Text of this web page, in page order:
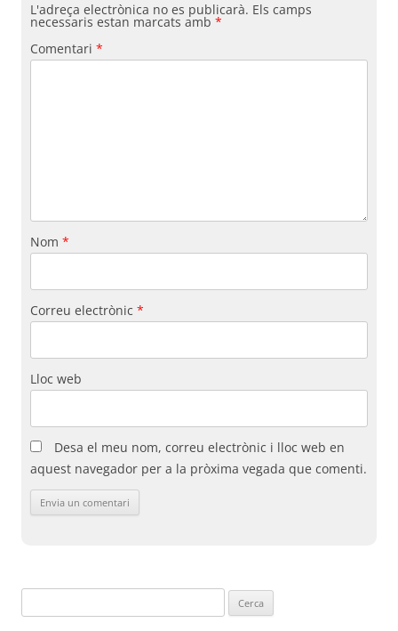
L'adreça electrònica no es publicarà. Els camps
necessaris estan marcats amb *
Comentari *
Nom *
Correu electrònic *
Lloc web
Desa el meu nom, correu electrònic i lloc web en
aquest navegador per a la pròxima vegada que comenti.